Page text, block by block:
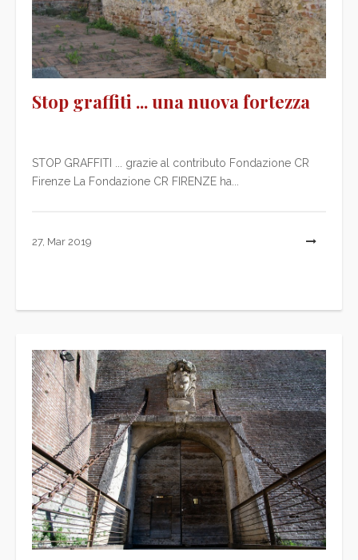
Stop graffiti ... una nuova fortezza
STOP GRAFFITI ... grazie al contributo Fondazione CR
Firenze La Fondazione CR FIRENZE ha...
27, Mar 2019